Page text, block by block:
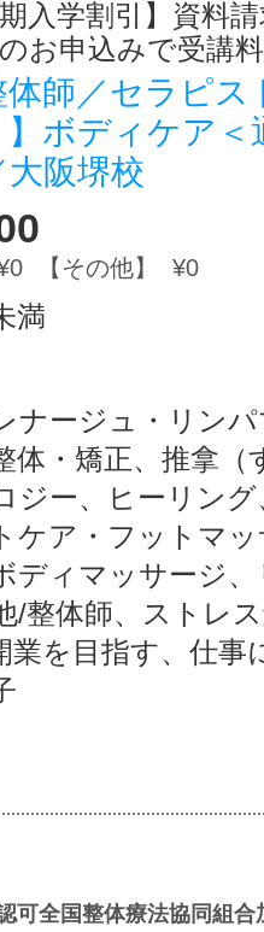
期入学割引】資料
お申込みで受講
体師／セラピ
】ボディケア＜
大阪堺校
¥0 【その他】 ¥0
満
ナージュ・リン
体・矯正、推拿（
ジー、ヒーリン
ケア・フットマ
ディマッサージ
/整体師、ストレ
業を目指す、仕事
可全国整体療法協同組合